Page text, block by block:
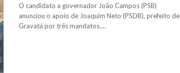
O candidato a governador João Campos (PSB)
anunciou o apoio de Joaquim Neto (PSDB), prefeito de
Gravatá por três mandatos....